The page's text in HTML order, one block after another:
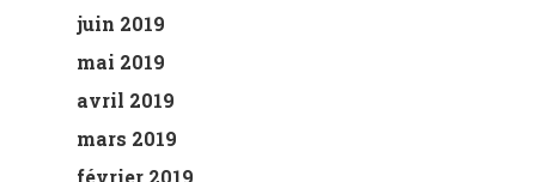
juin 2019
mai 2019
avril 2019
mars 2019
février 2019